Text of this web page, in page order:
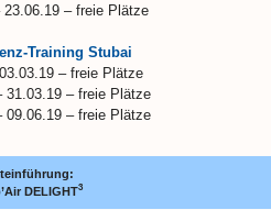
– freie Plätze
Training Stubai
– freie Plätze
31.03.19 – freie Plätze
09.06.19 – freie Plätze
DELIGHT3